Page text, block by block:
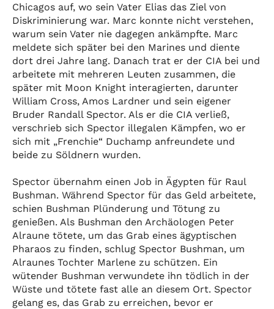
Chicagos auf, wo sein Vater Elias das Ziel von
Diskriminierung war. Marc konnte nicht verstehen,
warum sein Vater nie dagegen ankämpfte. Marc
meldete sich später bei den Marines und diente
dort drei Jahre lang. Danach trat er der CIA bei und
arbeitete mit mehreren Leuten zusammen, die
später mit Moon Knight interagierten, darunter
William Cross, Amos Lardner und sein eigener
Bruder Randall Spector. Als er die CIA verließ,
verschrieb sich Spector illegalen Kämpfen, wo er
sich mit „Frenchie“ Duchamp anfreundete und
beide zu Söldnern wurden.
Spector übernahm einen Job in Ägypten für Raul
Bushman. Während Spector für das Geld arbeitete,
schien Bushman Plünderung und Tötung zu
genießen. Als Bushman den Archäologen Peter
Alraune tötete, um das Grab eines ägyptischen
Pharaos zu finden, schlug Spector Bushman, um
Alraunes Tochter Marlene zu schützen. Ein
wütender Bushman verwundete ihn tödlich in der
Wüste und tötete fast alle an diesem Ort. Spector
gelang es, das Grab zu erreichen, bevor er